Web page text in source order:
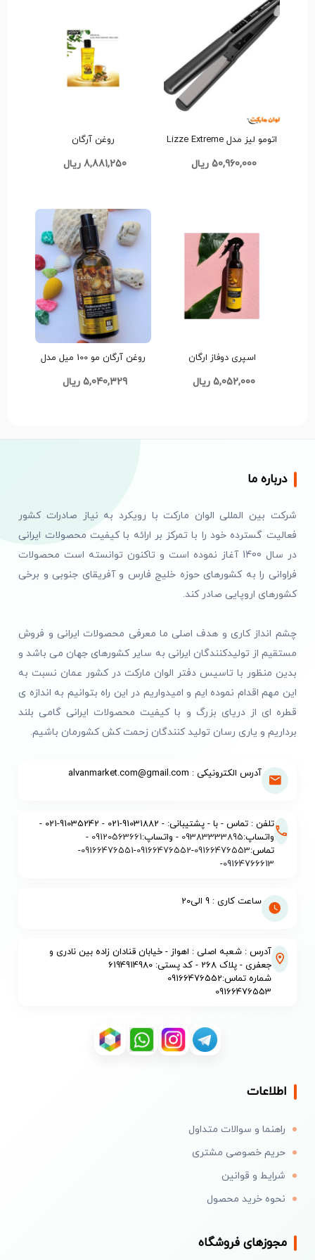
اتومو لیز مدل Lizze Extreme
عمده
50,960,000 ریال
روغن آرگان
8,881,250 ریال
اسپری دوفاز ارگان
5,052,000 ریال
روغن آرگان مو 100 میل مدل
5,040,329 ریال
درباره ما
شرکت بین المللی الوان مارکت با رویکرد به نیاز صادرات کشور
فعالیت گسترده خود را با تمرکز بر ارائه با کیفیت محصولات ایرانی
در سال 1400 آغاز نموده است و تاکنون توانسته است محصولات
فراوانی را به کشورهای حوزه خلیج فارس و آفریقای جنوبی و برخی
کشورهای اروپایی صادر کند.
چشم انداز کاری و هدف اصلی ما معرفی محصولات ایرانی و فروش
مستقیم از تولیدکنندگان ایرانی به سایر کشورهای جهان می باشد و
بدین منظور با تاسیس دفتر الوان مارکت در کشور عمان نسبت به
این مهم اقدام نموده ایم و امیدواریم در این راه بتوانیم به اندازه ی
قطره ای از دریای بزرگ و با کیفیت محصولات ایرانی گامی بلند
برداریم و یاری رسان تولید کنندگان زحمت کش کشورمان باشیم.
آدرس الکترونیکی : alvanmarket.com@gmail.com
تلفن : تماس - با - پشتیبانی: - 91031882-021 - 91035242-021 -
واتساپ:09383333895 - واتساپ:09120563661
-
تماس:09166476553
-
09166476552
-
09166476551
-
09164766613
-
ساعت کاری : 9 الی20
آدرس : شعبه اصلی : اهواز - خیابان قنادان زاده بین نادری و
جعفری - پلاک 268 - کد پستی: 6194914980
شماره تماس:09166476552
09166476553
اطلاعات
راهنما و سوالات متداول
حریم خصوصی مشتری
شرایط و قوانین
نحوه خرید محصول
مجوزهای فروشگاه